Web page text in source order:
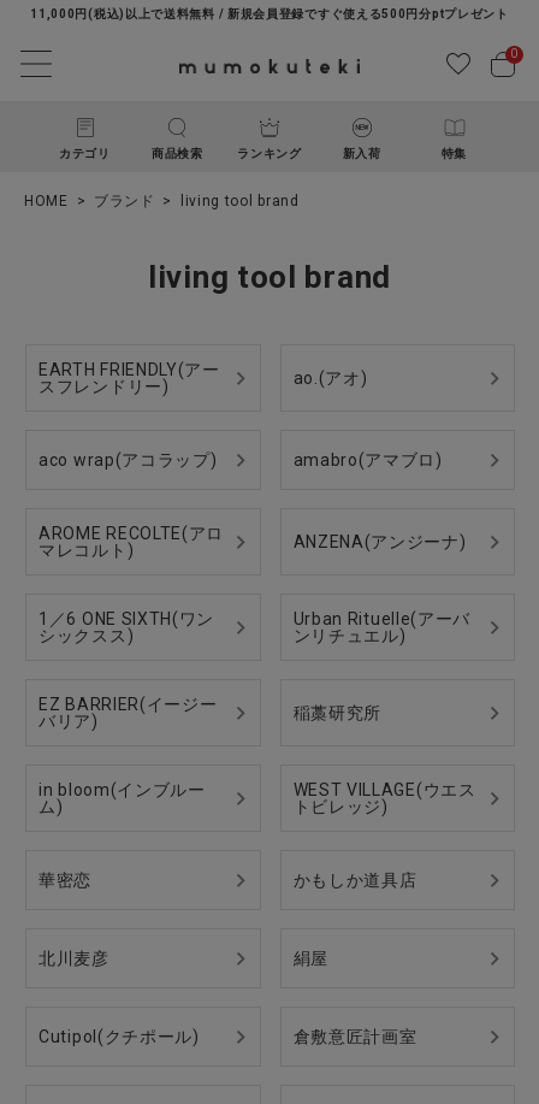
11,000円(税込)以上で送料無料 / 新規会員登録ですぐ使える500円分ptプレゼント
0
カテゴリ 商品検索 ランキング 新入荷 特集
ACCOUNT MENU
CATEGORY
ナチュラル服
ギフト
ブランド
HOME ブランド living tool brand
living tool brand
EARTH FRIENDLY(アー
スフレンドリー)
ao.(アオ)
aco wrap(アコラップ) amabro(アマブロ)
AROME RECOLTE(アロ
マレコルト)
ANZENA(アンジーナ)
1／6 ONE SIXTH(ワン
シックスス)
Urban Rituelle(アーバ
ンリチュエル)
EZ BARRIER(イージー
バリア)
稲藁研究所
in bloom(インブルー
ム)
WEST VILLAGE(ウエス
トビレッジ)
華密恋 かもしか道具店
北川麦彦 絹屋
Cutipol(クチポール) 倉敷意匠計画室